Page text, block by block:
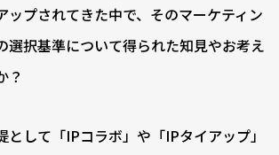
ップされてきた中で、そのマーケティン
選択基準について得られた知見やお考え
？
して「IPコラボ」や「IPタイアップ」